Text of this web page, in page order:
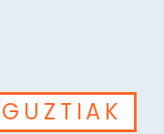
GUZTIAK